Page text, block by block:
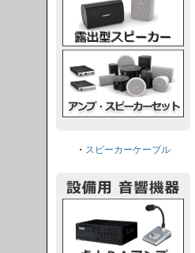
・ スピーカーケーブル